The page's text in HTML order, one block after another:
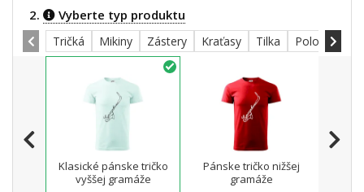
2. Vyberte typ produktu
Tričká Mikiny Zástery Kraťasy Tilka Polokošele
Klasické pánske tričko
vyššej gramáže
Pánske tričko nižšej
gramáže